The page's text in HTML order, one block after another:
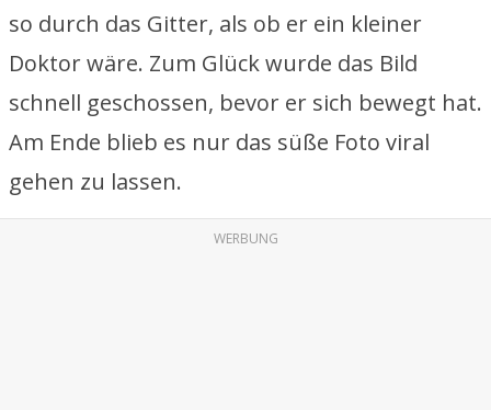
so durch das Gitter, als ob er ein kleiner
Doktor wäre. Zum Glück wurde das Bild
schnell geschossen, bevor er sich bewegt hat.
Am Ende blieb es nur das süße Foto viral
gehen zu lassen.
WERBUNG